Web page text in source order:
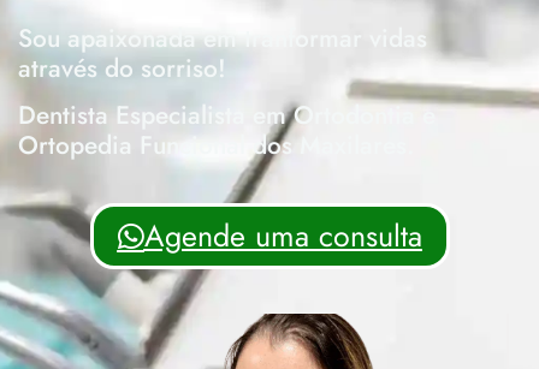
Sou apaixonada em tranformar vidas
através do sorriso!
Dentista Especialista em Ortodontia e
Ortopedia Funcional dos Maxilares.
Agende uma consulta